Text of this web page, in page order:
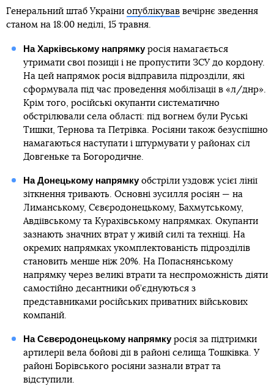
Генеральний штаб України опублікував вечірнє зведення
станом на 18:00 неділі, 15 травня.
На Харківському напрямкуросія намагається
утримати свої позиції і не пропустити ЗСУ до кордону.
На цей напрямок росія відправила підрозділи, які
сформувала під час проведення мобілізації в «л/днр».
Крім того, російські окупанти систематично
обстрілювали села області: під вогнем були Руські
Тишки, Тернова та Петрівка. Росіяни також безуспішно
намагаються наступати і штурмувати у районах сіл
Довгеньке та Богородичне.
На Донецькому напрямку обстріли уздовж усієї лінії
зіткнення тривають. Основні зусилля росіян — на
Лиманському, Сєвєродонецькому, Бахмутському,
Авдіївському та Курахівському напрямках. Окупанти
зазнають значних втрат у живій силі та техніці. На
окремих напрямках укомплектованість підрозділів
становить менше ніж 20%. На Попаснянському
напрямку через великі втрати та неспроможність діяти
самостійно десантники об’єднуються з
представниками російських приватних військових
компаній.
На Сєвєродонецькому напрямкуросія за підтримки
артилерії вела бойові дії в районі селища Тошківка. У
районі Борівського росіяни зазнали втрат та
відступили.